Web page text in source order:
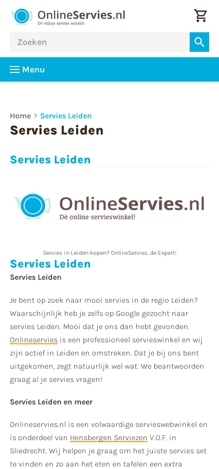
Menu
Home Servies Leiden
Servies Leiden
Servies Leiden
Servies in Leiden kopen? OnlineServies, de Expert!
Servies Leiden
Servies Leiden
Je bent op zoek naar mooi servies in de regio Leiden?
Waarschijnlijk heb je zelfs op Google gezocht naar
servies Leiden. Mooi dat je ons dan hebt gevonden.
Onlineservies is een professioneel servieswinkel en wij
zijn actief in Leiden en omstreken. Dat je bij ons bent
uitgekomen, zegt natuurlijk wel wat. We beantwoorden
graag al je servies vragen!
Servies Leiden en meer
Onlineservies.nl is een volwaardige servieswebwinkel en
is onderdeel van Hensbergen Serviezen V.O.F. in
Sliedrecht. Wij helpen je graag om het juiste servies set
te vinden en zo aan het eten en tafelen een extra